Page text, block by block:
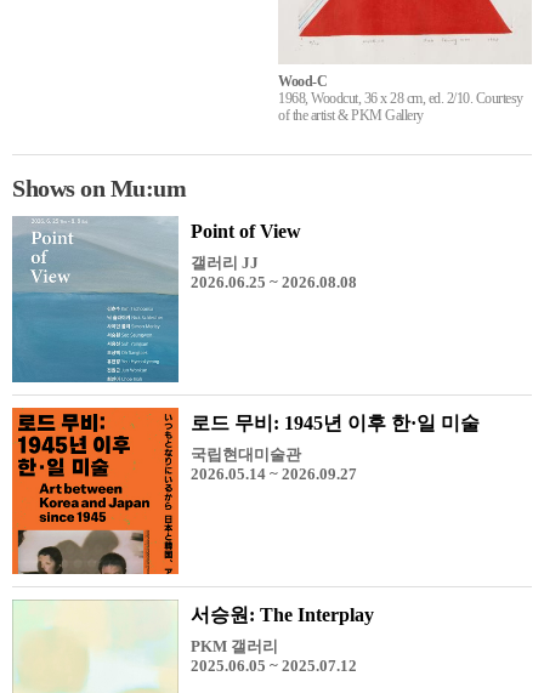
Wood-C
1968, Woodcut, 36 x 28 cm, ed. 2/10. Courtesy
of the artist & PKM Gallery
Shows on Mu:um
Point of View
갤러리 JJ
2026.06.25 ~ 2026.08.08
로드 무비: 1945년 이후 한·일 미술
국립현대미술관
2026.05.14 ~ 2026.09.27
서승원: The Interplay
PKM 갤러리
2025.06.05 ~ 2025.07.12